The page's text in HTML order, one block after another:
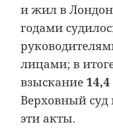
и жил в
годами
лицами; в
взыскание
Верховный суд
эти акты.